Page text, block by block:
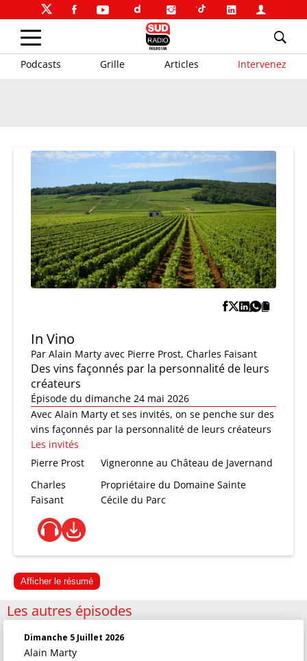
Podcasts Grille Articles Intervenez
In Vino
Par Alain Marty avec Pierre Prost, Charles Faisant
Des vins façonnés par la personnalité de leurs
créateurs
Épisode du dimanche 24 mai 2026
Avec Alain Marty et ses invités, on se penche sur des
vins façonnés par la personnalité de leurs créateurs
Les invités
Pierre Prost
Vigneronne au Château de Javernand
Charles
Faisant
Propriétaire du Domaine Sainte
Cécile du Parc
Afficher le résumé
Les autres épisodes
Dimanche 5 Juillet 2026
Alain Marty